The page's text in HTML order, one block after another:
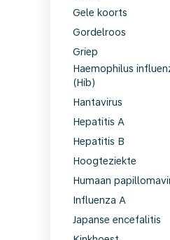
Gele koorts
Gordelroos
Griep
Haemophilus
(Hib)
Hantavirus
Hepatitis A
Hepatitis B
Hoogteziekte
Humaan
Influenza A
Japanse encefalitis